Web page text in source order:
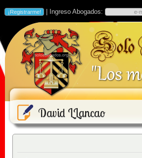
| Ingreso Abogados:
David LLancao